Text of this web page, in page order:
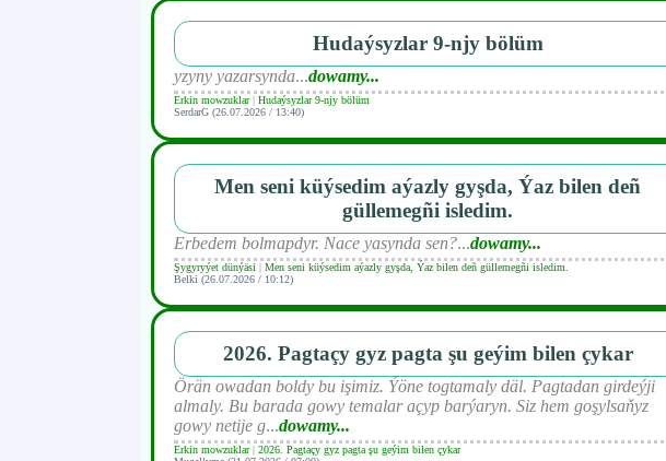
Hudaýsyzlar 9-njy bölüm
yzyny yazarsynda...dowamy...
Erkin mowzuklar| Hudaýsyzlar 9-njy bölüm
SerdarG (26.07.2026 / 13:40)
Men seni küýsedim aýazly gyşda, Ýaz bilen deñ
güllemegñi isledim.
Erbedem bolmapdyr. Nace yasynda sen?...dowamy...
Şygyryýet dünýäsi | Men seni küýsedim aýazly gyşda, Ýaz bilen deñ güllemegñi isledim.
Belki (26.07.2026 / 10:12)
2026. Pagtaçy gyz pagta şu geýim bilen çykar
Örän owadan boldy bu işimiz. Ýöne togtamaly däl. Pagtadan girdeýji
almaly. Bu barada gowy temalar açyp barýaryn. Siz hem goşylsaňyz
gowy netije g...dowamy...
Erkin mowzuklar| 2026. Pagtaçy gyz pagta şu geýim bilen çykar